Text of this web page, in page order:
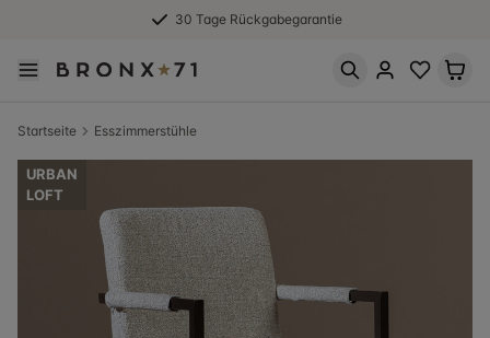
30 Tage Rückgabegarantie
Startseite Esszimmerstühle
URBAN
LOFT